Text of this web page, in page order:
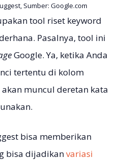
Sumber: Google.com
tool riset keyword
Pasalnya, tool ini
Google. Ya, ketika Anda
tertentu di kolom
akan muncul deretan kata
bisa memberikan
bisa dijadikanvariasi